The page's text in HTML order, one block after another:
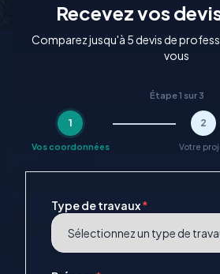
Recevez vos
Comparez jusqu'à 5 devis de
vous
Étape 1 sur 3
1
Vos coordonnées
2
Votre
Type de travaux*